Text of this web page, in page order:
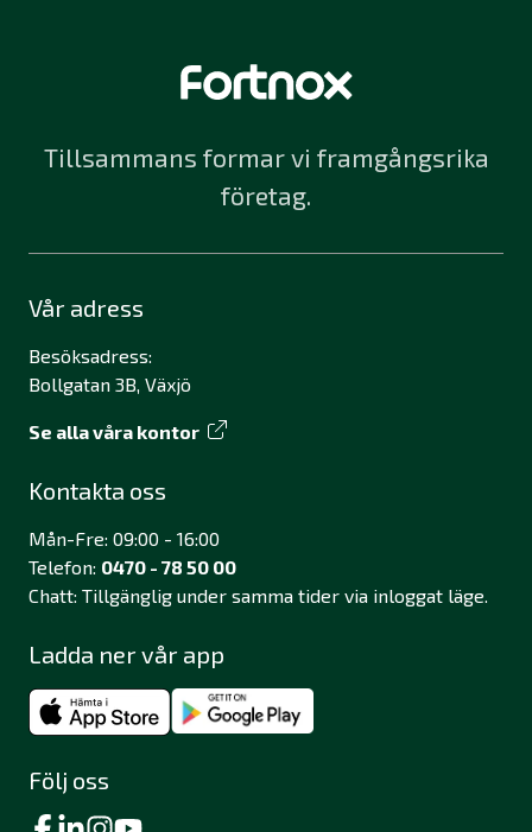
Tillsammans formar vi framgångsrika
företag.
Vår adress
Besöksadress:
Bollgatan 3B, Växjö
Se alla våra kontor
Kontakta oss
Mån-Fre: 09:00 - 16:00
Telefon: 0470 - 78 50 00
Chatt: Tillgänglig under samma tider via inloggat läge.
Ladda ner vår app
Följ oss